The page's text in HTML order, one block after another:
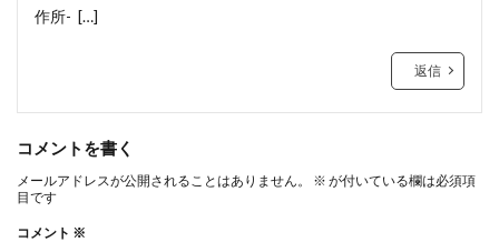
作所- […]
返信
コメントを書く
メールアドレスが公開されることはありません。 ※ が付いている欄は必須項
目です
コメント ※